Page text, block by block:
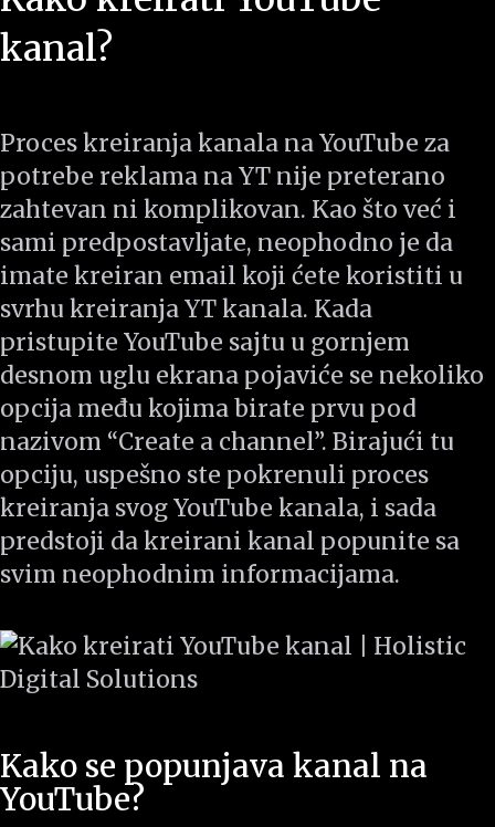
kanal?
Proces kreiranja kanala na YouTube za
potrebe reklama na YT nije preterano
zahtevan ni komplikovan. Kao što već i
sami predpostavljate, neophodno je da
imate kreiran email koji ćete koristiti u
svrhu kreiranja YT kanala. Kada
pristupite YouTube sajtu u gornjem
desnom uglu ekrana pojaviće se nekoliko
opcija među kojima birate prvu pod
nazivom “Create a channel”. Birajući tu
opciju, uspešno ste pokrenuli proces
kreiranja svog YouTube kanala, i sada
predstoji da kreirani kanal popunite sa
svim neophodnim informacijama.
Kako se popunjava kanal na
YouTube?